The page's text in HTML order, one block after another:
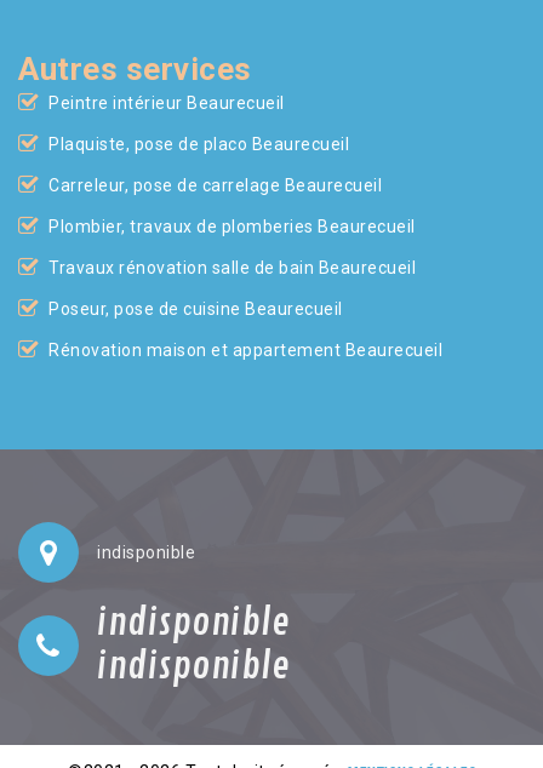
Autres services
Peintre intérieur Beaurecueil
Plaquiste, pose de placo Beaurecueil
Carreleur, pose de carrelage Beaurecueil
Plombier, travaux de plomberies Beaurecueil
Travaux rénovation salle de bain Beaurecueil
Poseur, pose de cuisine Beaurecueil
Rénovation maison et appartement Beaurecueil
indisponible
indisponible
indisponible